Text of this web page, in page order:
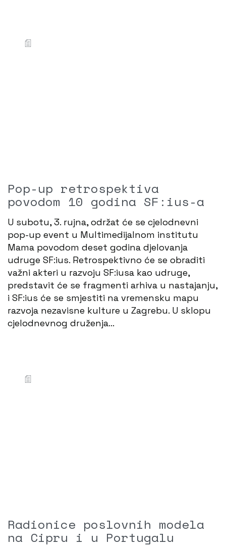
Pop-up retrospektiva
povodom 10 godina SF:ius-a
U subotu, 3. rujna, održat će se cjelodnevni
pop-up event u Multimedijalnom institutu
Mama povodom deset godina djelovanja
udruge SF:ius. Retrospektivno će se obraditi
važni akteri u razvoju SF:iusa kao udruge,
predstavit će se fragmenti arhiva u nastajanju,
i SF:ius će se smjestiti na vremensku mapu
razvoja nezavisne kulture u Zagrebu. U sklopu
cjelodnevnog druženja…
Radionice poslovnih modela
na Cipru i u Portugalu